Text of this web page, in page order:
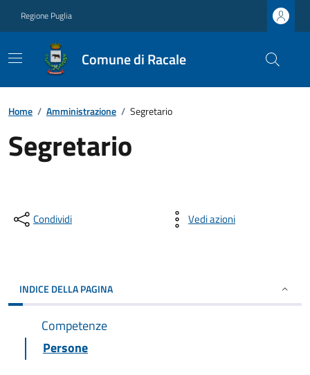
Regione Puglia
Comune di Racale
Home / Amministrazione / Segretario
Segretario
Condividi Vedi azioni
INDICE DELLA PAGINA
Competenze
Persone